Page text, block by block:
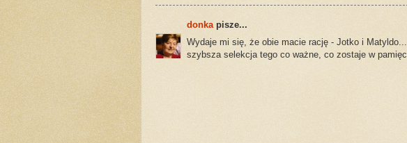
donkapisze...
Wydaje mi się, że obie macie rację - Jotko i
szybsza selekcja tego co ważne, co zostaje w